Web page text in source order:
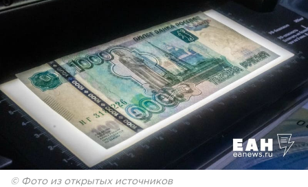
© Фото из открытых источников